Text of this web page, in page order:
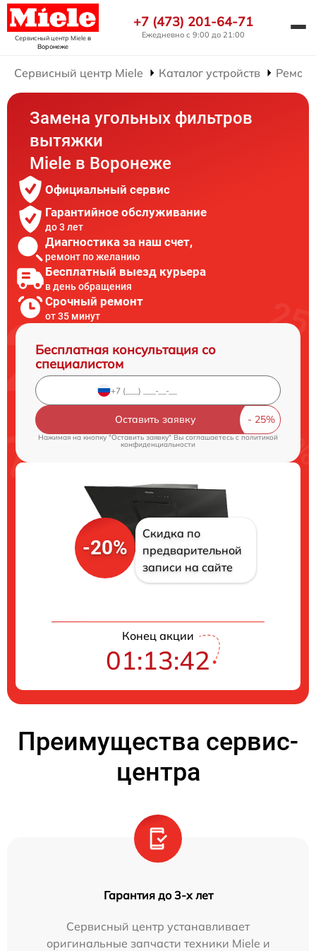
Сервисный центр Mieleв
Воронеже
+7 (473) 201-64-71
Ежедневно с 9:00 до 21:00
Сервисный центр Miele Каталог устройств
Замена угольных фильтров
вытяжки
Miele в Воронеже
Официальный сервис
Гарантийное обслуживание
до 3 лет
Диагностика за наш счет,
ремонт по желанию
Бесплатный выезд курьера
в день обращения
Срочный ремонт
от 35 минут
Бесплатная консультация со
специалистом
Оставить заявку
Нажимая на кнопку "Оставить заявку" Вы соглашаетесь cполитикой
конфиденциальности
-20%
Скидка по
предварительной
записи на сайте
Конец акции
01:13:41
Преимущества сервис-
центра
Гарантия до 3-х лет
Сервисный центр устанавливает
оригинальные запчасти техники Miele и